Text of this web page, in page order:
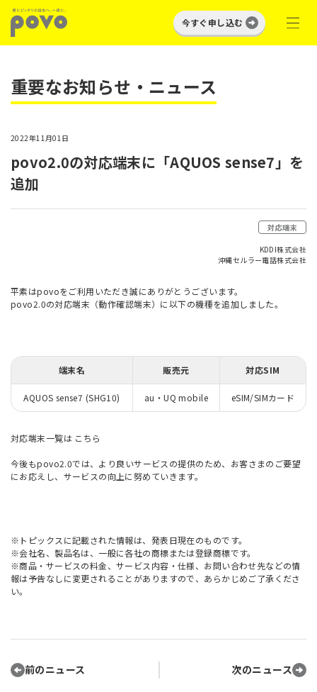
今すぐ申し込む
重要なお知らせ・ニュース
2022年11月01日
povo2.0の対応端末に「AQUOS sense7」を
追加
対応端末
KDDI株式会社
沖縄セルラー電話株式会社
平素はpovoをご利用いただき誠にありがとうございます。
povo2.0の対応端末（動作確認端末）に以下の機種を追加しました。
端末名 販売元 対応SIM
AQUOS sense7 (SHG10) au・UQ mobile eSIM/SIMカード
対応端末一覧は こちら
今後もpovo2.0では、より良いサービスの提供のため、お客さまのご要望
にお応えし、サービスの向上に努めていきます。
※トピックスに記載された情報は、発表日現在のものです。
※会社名、製品名は、一般に各社の商標または登録商標です。
※商品・サービスの料金、サービス内容・仕様、お問い合わせ先などの情
報は予告なしに変更されることがありますので、あらかじめご了承くださ
い。
前のニュース 次のニュース